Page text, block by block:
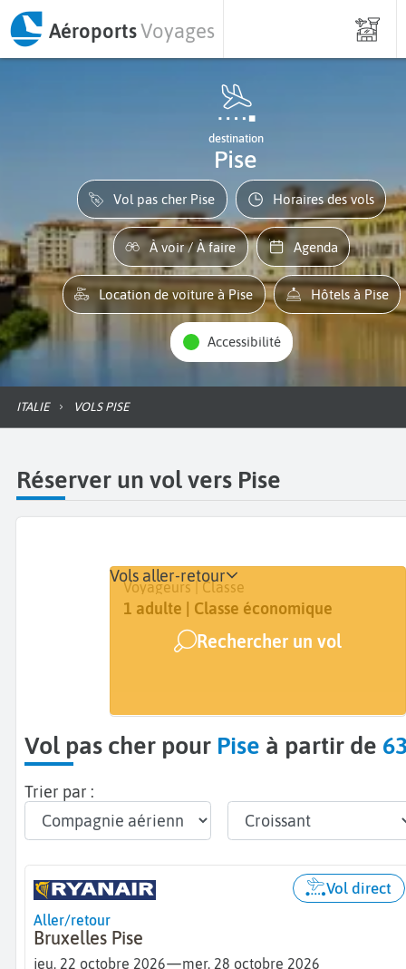
AéroportsVoyages
destination
Pise
Vol pas cher Pise Horaires des vols
À voir / À faire Agenda
Location de voiture à Pise Hôtels à Pise
Accessibilité
ITALIE VOLS PISE
Réserver un vol vers Pise
Départ
De...
Dates
Dates de votre voyage
Voyageurs | Classe
1 adulte | Classe économique
Rechercher un vol
Vols aller-retour
Vol pas cher pour Pise à partir de
Trier par :
Aller/retour
Bruxelles Pise
jeu. 22 octobre 2026—mer. 28 octobre 2026
Vol direct